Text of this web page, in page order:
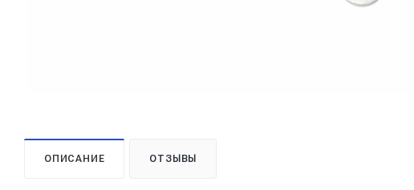
ОПИСАНИЕ ОТЗЫВЫ